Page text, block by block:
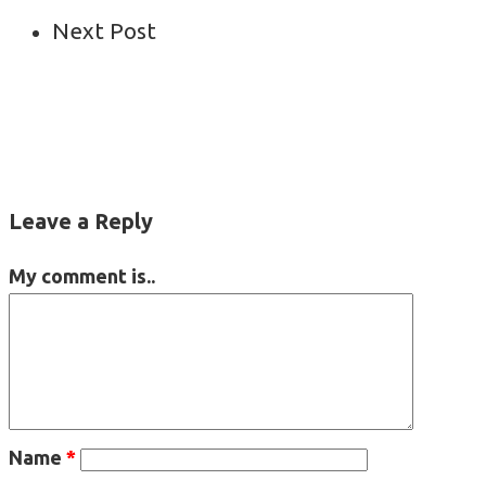
Next Post
Leave a Reply
My comment is..
Name *